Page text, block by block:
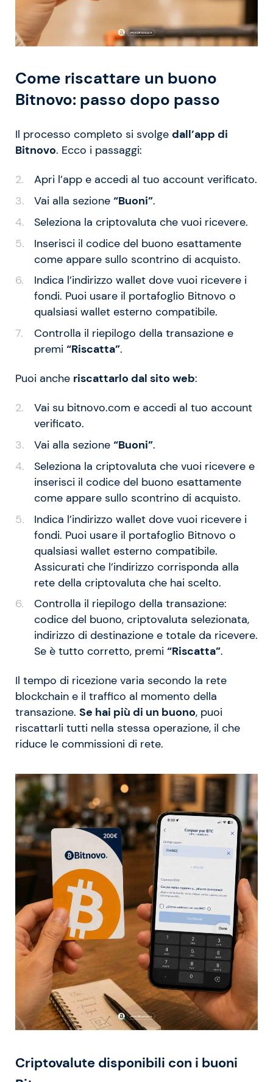
Come riscattare un buono
Bitnovo: passo dopo passo
Il processo completo si svolge dall’app di
Bitnovo. Ecco i passaggi:
Apri l’app e accedi al tuo account verificato.
Vai alla sezione “Buoni”.
Seleziona la criptovaluta che vuoi ricevere.
Inserisci il codice del buono esattamente
come appare sullo scontrino di acquisto.
Indica l’indirizzo wallet dove vuoi ricevere i
fondi. Puoi usare il portafoglio Bitnovo o
qualsiasi wallet esterno compatibile.
Controlla il riepilogo della transazione e
premi “Riscatta”.
Puoi anche riscattarlo dal sito web:
Vai su bitnovo.com e accedi al tuo account
verificato.
Vai alla sezione “Buoni”.
Seleziona la criptovaluta che vuoi ricevere e
inserisci il codice del buono esattamente
come appare sullo scontrino di acquisto.
Indica l’indirizzo wallet dove vuoi ricevere i
fondi. Puoi usare il portafoglio Bitnovo o
qualsiasi wallet esterno compatibile.
Assicurati che l’indirizzo corrisponda alla
rete della criptovaluta che hai scelto.
Controlla il riepilogo della transazione:
codice del buono, criptovaluta selezionata,
indirizzo di destinazione e totale da ricevere.
Se è tutto corretto, premi “Riscatta”.
Il tempo di ricezione varia secondo la rete
blockchain e il traffico al momento della
transazione. Se hai più di un buono, puoi
riscattarli tutti nella stessa operazione, il che
riduce le commissioni di rete.
Criptovalute disponibili con i buoni